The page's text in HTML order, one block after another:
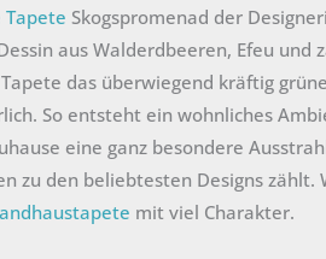
Skogspromenad der
aus Walderdbeeren, Efeu und
das überwiegend kräftig
So entsteht ein wohnliches
eine ganz besondere
zu den beliebtesten Designs
mit viel Charakter.